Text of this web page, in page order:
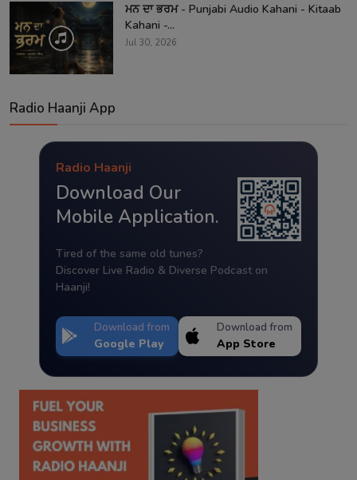
ਮਨ ਦਾ ਭਰਮ - Punjabi Audio Kahani - Kitaab
Kahani -...
Jul 30, 2026
Radio Haanji App
Radio Haanji
Download Our
Mobile Application.
Tired of the same old tunes?
Discover Live Radio & Diverse Podcast on
Haanji!
Download from
Google Play
Download from
App Store